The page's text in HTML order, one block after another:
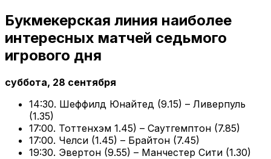
Букмекерская линия наиболее
интересных матчей седьмого
игрового дня
суббота, 28 сентября
14:30. Шеффилд Юнайтед (9.15) – Ливерпуль
(1.35)
17:00. Тоттенхэм 1.45) – Саутгемптон (7.85)
17:00. Челси (1.45) – Брайтон (7.45)
19:30. Эвертон (9.55) – Манчестер Сити (1.30)